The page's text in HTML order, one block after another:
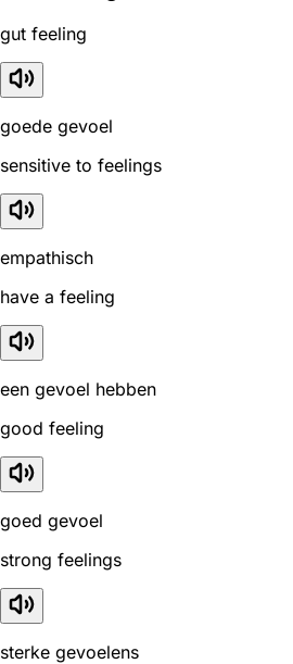
gut feeling
goede gevoel
sensitive to feelings
empathisch
have a feeling
een gevoel hebben
good feeling
goed gevoel
strong feelings
sterke gevoelens